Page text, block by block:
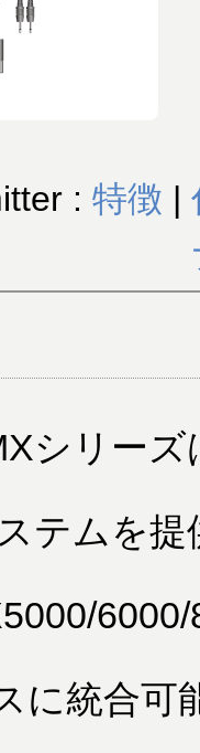
: 特徴 |
シリー
テムを提
に統合可